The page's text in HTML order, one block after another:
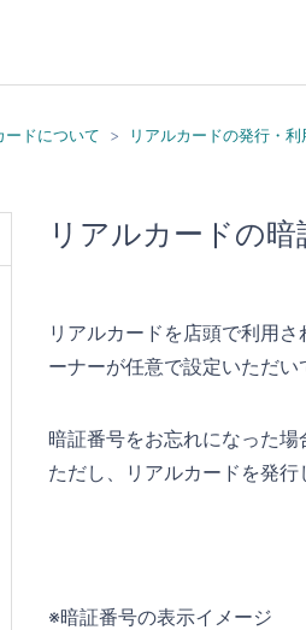
ードについて リアルカードの発行・利
リアルカードの
リアルカードを店頭で利用
ーナーが任意で設定いただい
暗証番号をお忘れになった場
ただし、リアルカードを発行
※暗証番号の表示イメージ